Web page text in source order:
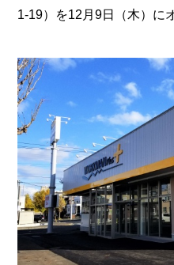
1-19）を12月9日（木）に